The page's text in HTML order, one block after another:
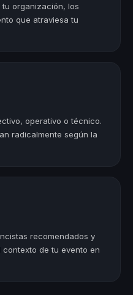
organización, los
que atraviesa tu
operativo o técnico.
radicalmente según la
recomendados y
de tu evento en